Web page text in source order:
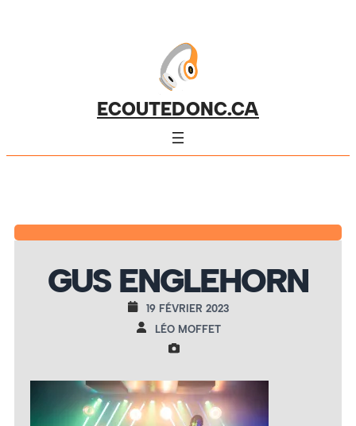
ECOUTEDONC.CA
GUS ENGLEHORN
19 FÉVRIER 2023
LÉO MOFFET